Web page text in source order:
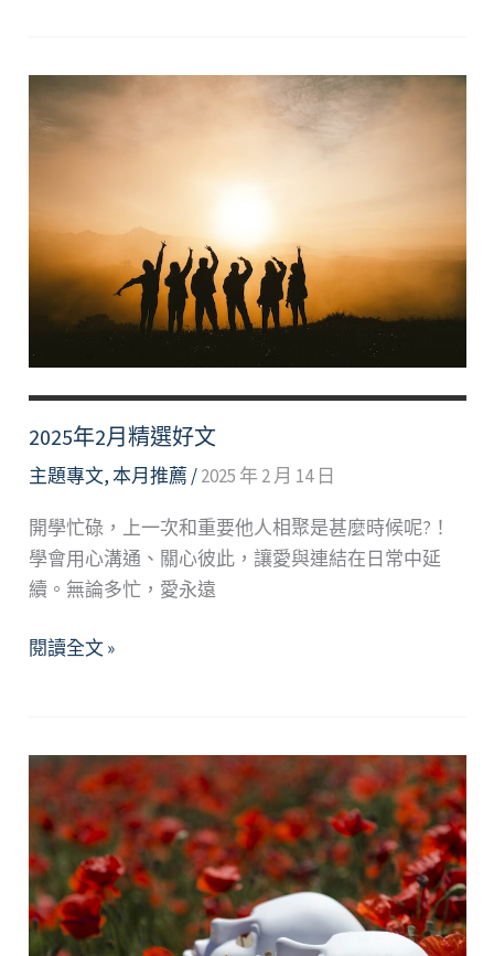
止
境
在
~
淺
談
強
迫
症
2025年2月精選好文
主題專文,本月推薦 /2025 年 2 月 14 日
開學忙碌，上一次和重要他人相聚是甚麼時候呢?！
學會用心溝通、關心彼此，讓愛與連結在日常中延
續。無論多忙，愛永遠
2025
精
選
好
文
閱讀全文 »